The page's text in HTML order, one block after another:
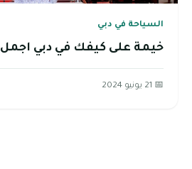
السياحة في دبي
خيمة على كيفك في دبي
📅 21 يونيو 2024